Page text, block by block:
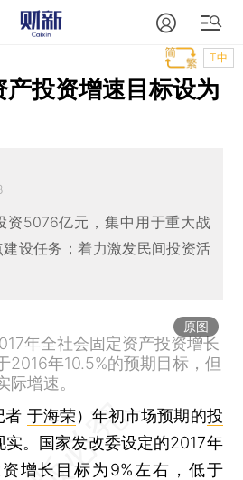
T中
投资增速目标设为
资5076亿元，集中用于重大战
设任务；着力激发民间投资活
原图
年全社会固定资产投资增长
2016年10.5%的预期目标，但
际增速。
者 于海荣） 年初市场预期的投
实。国家发改委设定的2017年
增长目标为9%左右，低于